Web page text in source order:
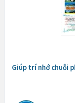
Giúp trí nhớ chuỗi